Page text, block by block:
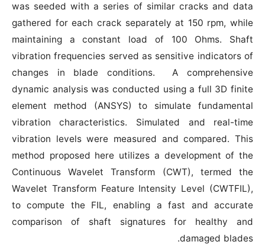
was seeded with a series of similar cracks and data
gathered for each crack separately at 150 rpm, while
maintaining a constant load of 100 Ohms. Shaft
vibration frequencies served as sensitive indicators of
changes in blade conditions. A comprehensive
dynamic analysis was conducted using a full 3D finite
element method (ANSYS) to simulate fundamental
vibration characteristics. Simulated and real-time
vibration levels were measured and compared. This
method proposed here utilizes a development of the
Continuous Wavelet Transform (CWT), termed the
Wavelet Transform Feature Intensity Level (CWTFIL),
to compute the FIL, enabling a fast and accurate
comparison of shaft signatures for healthy and
damaged blades.